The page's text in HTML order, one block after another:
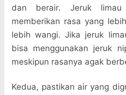
dan berair. Jeruk
memberikan rasa yang
lebih wangi. Jika jeruk
bisa menggunakan jeruk
meskipun rasanya agak
Kedua, pastikan air yang